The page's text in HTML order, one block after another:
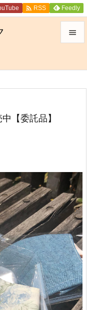

サイド
 RSS Feedly
【委託品】